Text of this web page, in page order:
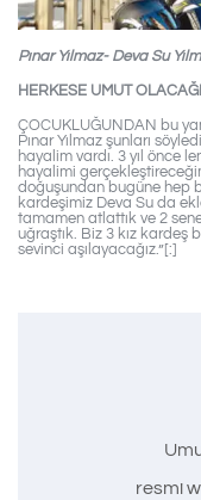
Pınar Yılmaz- Deva Su
HERKESE UMUT
ÇOCUKLUĞUNDAN bu
Pınar Yılmaz şunları
hayalim vardı. 3 yıl önce
hayalimi
doğuşundan bugüne hep
kardeşimiz Deva Su da
tamamen atlattık ve 2
uğraştık. Biz 3 kız kardeş
sevinci aşılayacağız.”[:]
resmi